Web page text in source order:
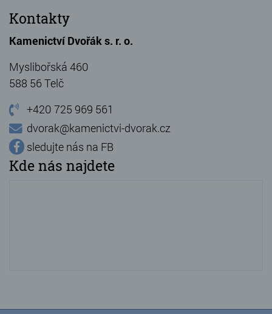
Kontakty
Kamenictví Dvořák s. r. o.
Myslibořská 460
588 56 Telč
+420 725 969 561
dvorak@kamenictvi-dvorak.cz
sledujte nás na FB
Kde nás najdete